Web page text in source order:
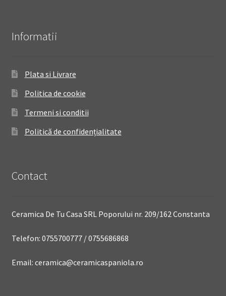
Informatii
Plata si Livrare
Politica de cookie
Termeni si conditii
Politică de confidențialitate
Contact
Ceramica De Tu Casa SRL Poporului nr. 209/162 Constanta
Telefon: 0755700777 / 0755686868
Email: ceramica@ceramicaspaniola.ro